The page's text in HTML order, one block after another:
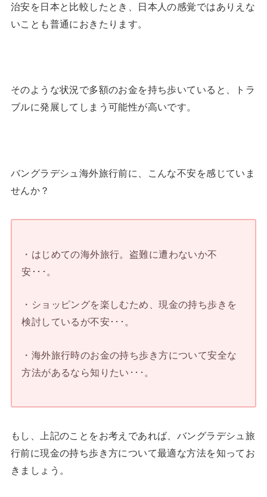
治安を日本と比較したとき、日本人の感覚ではありえな
いことも普通におきたります。
そのような状況で多額のお金を持ち歩いていると、トラ
ブルに発展してしまう可能性が高いです。
バングラデシュ海外旅行前に、こんな不安を感じていま
せんか？
・はじめての海外旅行。盗難に遭わないか不
安･･･。
・ショッピングを楽しむため、現金の持ち歩きを
検討しているが不安･･･。
・海外旅行時のお金の持ち歩き方について安全な
方法があるなら知りたい･･･。
もし、上記のことをお考えであれば、バングラデシュ旅
行前に現金の持ち歩き方について最適な方法を知ってお
きましょう。